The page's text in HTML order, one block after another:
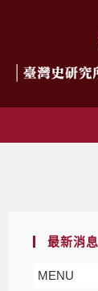
最新消息
MENU